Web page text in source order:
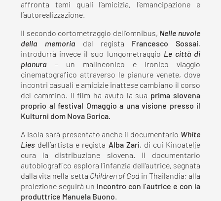
affronta temi quali l’amicizia, l’emancipazione e
l’autorealizzazione.
Il secondo cortometraggio dell’omnibus, Nelle nuvole
della memoria del regista Francesco Sossai,
introdurrà invece il suo lungometraggio Le città di
pianura – un malinconico e ironico viaggio
cinematografico attraverso le pianure venete, dove
incontri casuali e amicizie inattese cambiano il corso
del cammino. Il film ha avuto la sua prima slovena
proprio al festival Omaggio a una visione presso il
Kulturni dom Nova Gorica.
A Isola sarà presentato anche il documentario White
Lies dell’artista e regista Alba Zari, di cui Kinoatelje
cura la distribuzione slovena. Il documentario
autobiografico esplora l’infanzia dell’autrice, segnata
dalla vita nella setta Children of God in Thailandia; alla
proiezione seguirà un incontro con l’autrice e con la
produttrice Manuela Buono.